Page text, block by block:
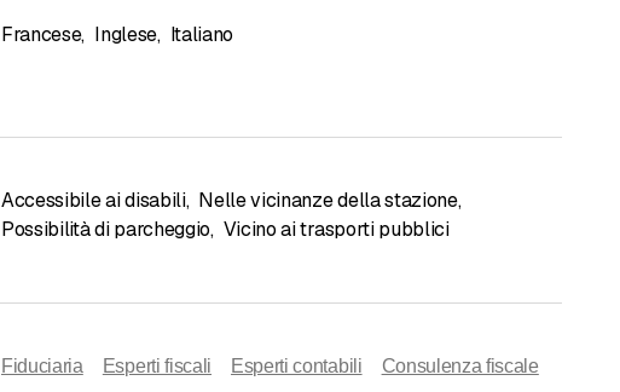
Francese, Inglese, Italiano
Accessibile ai disabili, Nelle vicinanze della stazione,
Possibilità di parcheggio, Vicino ai trasporti pubblici
Fiduciaria Esperti fiscali Esperti contabili
Consulenza fiscale